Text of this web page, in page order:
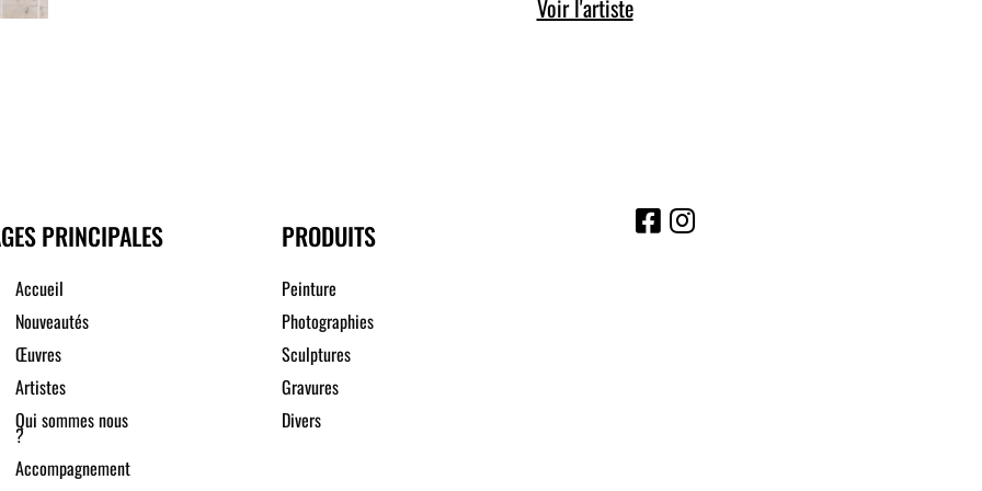
Voir l'artiste
PRINCIPALES
Accueil
Nouveautés
Œuvres
Artistes
Qui sommes nous
?
Accompagnement
PRODUITS
Peinture
Photographies
Sculptures
Gravures
Divers